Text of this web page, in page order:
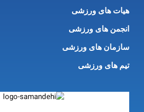
هیات های ورزشی
انجمن های ورزشی
سازمان های ورزشی
تیم های ورزشی